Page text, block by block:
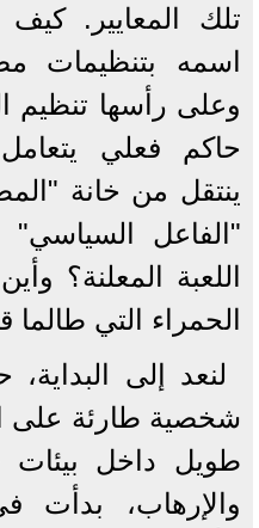
تلك المعايير.
اسمه بتنظيمات
وعلى رأسها تنظيم
حاكم فعلي
ينتقل من خانة
"الفاعل
اللعبة المعلنة؟
الحمراء التي طالما
لنعد إلى
شخصية طارئة على
طويل داخل بيئات
والإرهاب، بدأت